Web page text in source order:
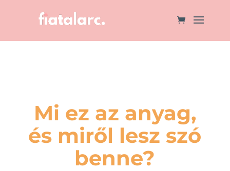
Mi ez az anyag,
és miről lesz szó
benne?